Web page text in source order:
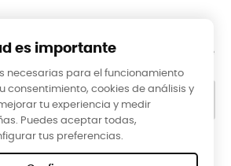
en cualquier momento. Para ello, consulte
contacto en el aviso legal.
es importante
necesarias para el funcionamiento
consentimiento, cookies de análisis y
tu experiencia y medir
Puedes aceptar todas,
tus preferencias.